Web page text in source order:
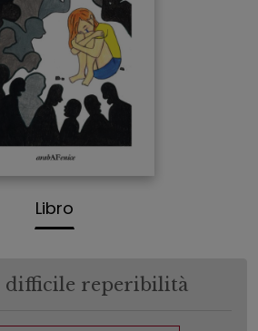
Libro
reperibilità